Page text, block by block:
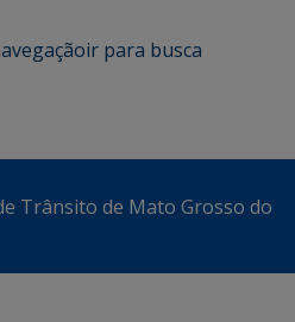
ir para busca
Trânsito de Mato Grosso do